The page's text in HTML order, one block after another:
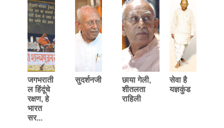
जगभराती
ल हिंदूंचे
रक्षण, हे
भारत
सर...
सुदर्शनजी
छाया गेली,
शीतलता
राहिली
सेवा है
यज्ञकुंड